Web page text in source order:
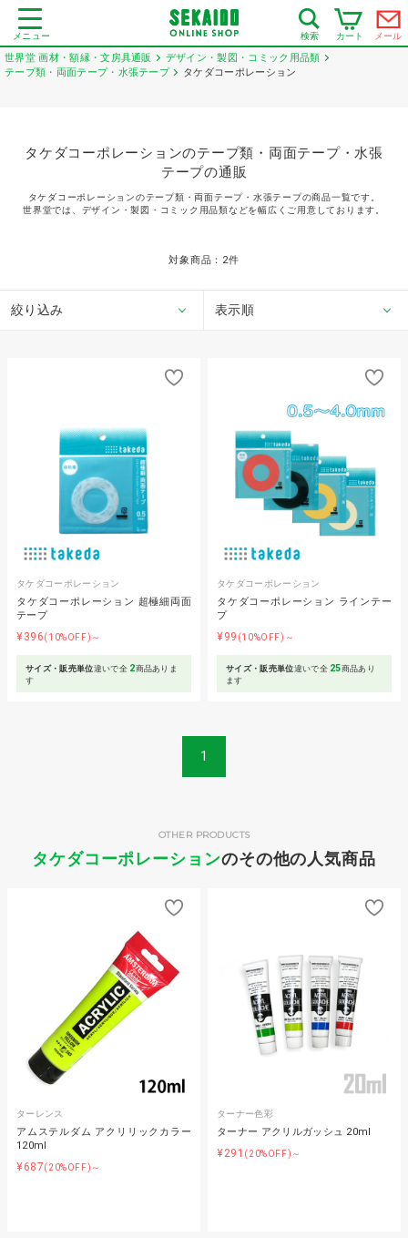
メニュー 検索 カート メール
世界堂 画材・額縁・文房具通販
デザイン・製図・コミック用品類
テープ類・両面テープ・水張テープ
タケダコーポレーション
タケダコーポレーションのテープ類・両面テープ・水張
テープの通販
タケダコーポレーションのテープ類・両面テープ・水張テープの商品一覧です。
世界堂では、デザイン・製図・コミック用品類などを幅広くご用意しております。
対象商品： 2件
絞り込み 表示順
タケダコーポレーション
タケダコーポレーション 超極細両面
テープ
¥396(10%OFF)～
サイズ・販売単位違いで全 2商品ありま
す
タケダコーポレーション
タケダコーポレーション ラインテー
プ
¥99 (10%OFF)～
サイズ・販売単位違いで全 25商品あり
ます
1
タケダコーポレーションのその他の人気商品
OTHER PRODUCTS
ターレンス
アムステルダム アクリリックカラー
120ml
¥687(20%OFF)～
ターナー色彩
ターナー アクリルガッシュ 20ml
¥291 (20%OFF)～